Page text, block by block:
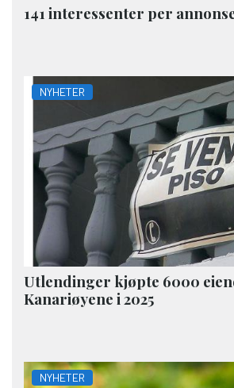
141 interessenter per
NYHETER
Utlendinger kjøpte 6000
Kanariøyene i 2025
NYHETER